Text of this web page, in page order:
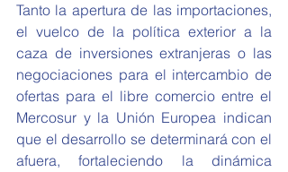
Tanto la apertura de las importaciones,
el vuelco de la política exterior a la
caza de inversiones extranjeras o las
negociaciones para el intercambio de
ofertas para el libre comercio entre el
Mercosur y la Unión Europea indican
que el desarrollo se determinará con el
afuera, fortaleciendo la dinámica